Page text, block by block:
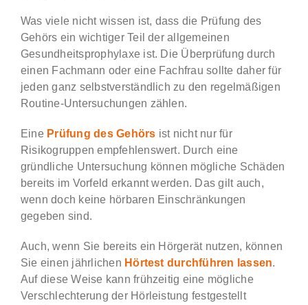
Was viele nicht wissen ist, dass die Prüfung des
Gehörs ein wichtiger Teil der allgemeinen
Gesundheitsprophylaxe ist. Die Überprüfung durch
einen Fachmann oder eine Fachfrau sollte daher für
jeden ganz selbstverständlich zu den regelmäßigen
Routine-Untersuchungen zählen.
Eine Prüfung des Gehörs ist nicht nur für
Risikogruppen empfehlenswert. Durch eine
gründliche Untersuchung können mögliche Schäden
bereits im Vorfeld erkannt werden. Das gilt auch,
wenn doch keine hörbaren Einschränkungen
gegeben sind.
Auch, wenn Sie bereits ein Hörgerät nutzen, können
Sie einen jährlichen Hörtest durchführen lassen.
Auf diese Weise kann frühzeitig eine mögliche
Verschlechterung der Hörleistung festgestellt